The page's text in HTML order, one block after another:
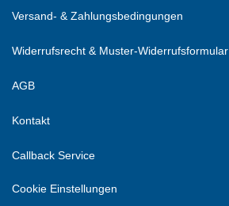
Versand- & Zahlungsbedingungen
Widerrufsrecht & Muster-Widerrufsformular
AGB
Kontakt
Callback Service
Cookie Einstellungen